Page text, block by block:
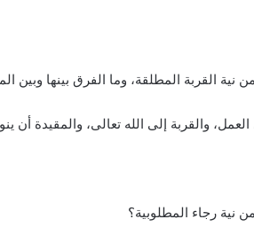
والقربة إلى الله تعالى، والمقيدة أن